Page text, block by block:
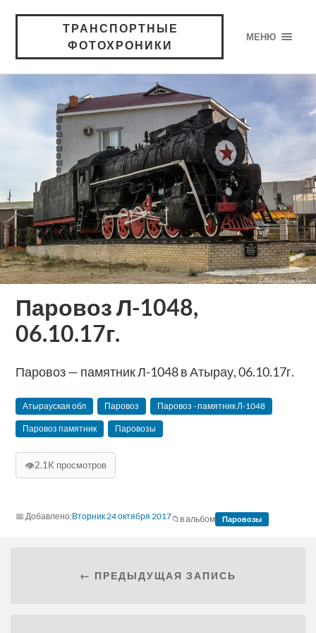
ТРАНСПОРТНЫЕ
ФОТОХРОНИКИ
МЕНЮ
Паровоз Л-1048,
06.10.17г.
Паровоз — памятник Л-1048 в Атырау, 06.10.17г.
Атырауская обл Паровоз Паровоз - памятник Л-1048
Паровоз памятник Паровозы
👁2.1K просмотров
Вторник 24 октября 2017 в альбом Паровозы
← ПРЕДЫДУЩАЯ ЗАПИСЬ